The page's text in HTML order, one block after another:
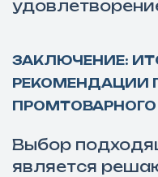
ЗАКЛЮЧЕНИЕ:
РЕКОМЕНДАЦИИ
Выбор
является